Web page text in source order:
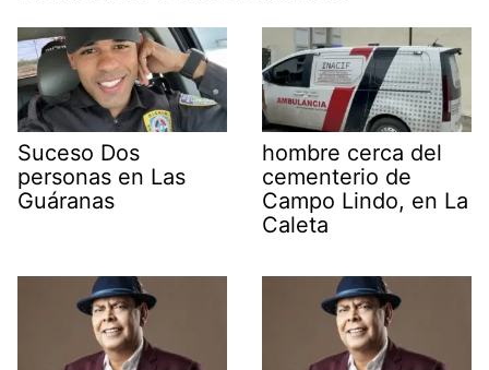
Suceso Dos
personas en Las
Guáranas
hombre cerca del
cementerio de
Campo Lindo, en La
Caleta